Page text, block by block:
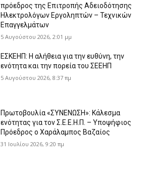
πρόεδρος της Επιτροπής Αδειοδότησης
Ηλεκτρολόγων Εργοληπτών – Τεχνικών
Επαγγελμάτων
5 Αυγούστου 2026, 2:01 μμ
ΕΣΚΕΗΠ: Η αλήθεια για την ευθύνη, την
ενότητα και την πορεία του ΣΕΕΗΠ
5 Αυγούστου 2026, 8:37 πμ
Πρωτοβουλία «ΣΥΝΕΝΩΣΗ»: Κάλεσμα
ενότητας για τον Σ.Ε.Ε.Η.Π. – Υποψήφιος
Πρόεδρος ο Χαράλαμπος Βαζαίος
31 Ιουλίου 2026, 9:20 πμ